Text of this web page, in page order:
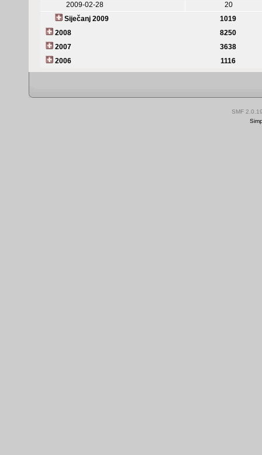
2009-02-28
20
Siječanj 2009
1019
2008
8250
2007
3638
2006
1116
SMF